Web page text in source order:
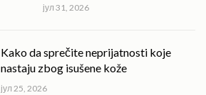
јул 31, 2026
Kako da sprečite neprijatnosti koje
nastaju zbog isušene kože
јул 25, 2026